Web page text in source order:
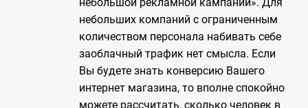
небольших компаний с ограниченным
количеством персонала набивать себе
заоблачный трафик нет смысла. Если
Вы будете знать конверсию Вашего
интернет магазина, то вполне спокойно
можете рассчитать, сколько человек в